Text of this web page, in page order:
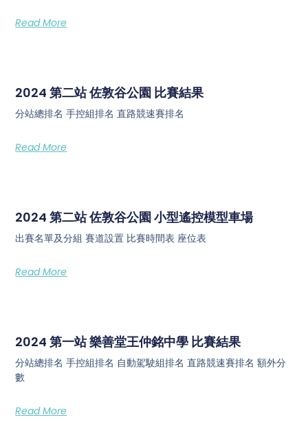
Read More
2024 第二站 佐敦谷公園 比賽結果
分站總排名 手控組排名 直路競速賽排名
Read More
2024 第二站 佐敦谷公園 小型遙控模型車場
出賽名單及分組 賽道設置 比賽時間表 座位表
Read More
2024 第一站 樂善堂王仲銘中學 比賽結果
分站總排名 手控組排名 自動駕駛組排名 直路競速賽排名 額外分
數
Read More